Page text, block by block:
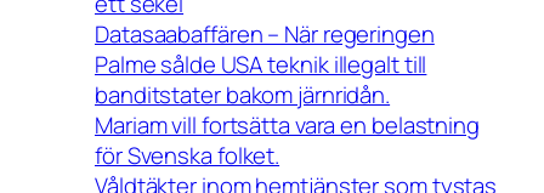
Datasaabaffären – När regeringen
Palme sålde USA teknik illegalt till
banditstater bakom järnridån.
Mariam vill fortsätta vara en belastning
för Svenska folket.
Våldtäkter inom hemtjänster som tystas